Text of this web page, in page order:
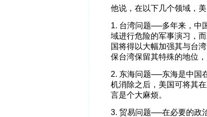
他说，在以下几个领域，
1. 台湾问题──多年来，中
域进行危险的军事演习，
国将得以大幅加强其与台
保台湾保留其特殊的地位
2. 东海问题──东海是中国
机消除之后，美国可将其
言是个大麻烦。
3. 贸易问题──在必要的政